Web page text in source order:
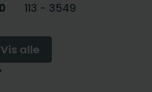
113 - 3549
Vis alle